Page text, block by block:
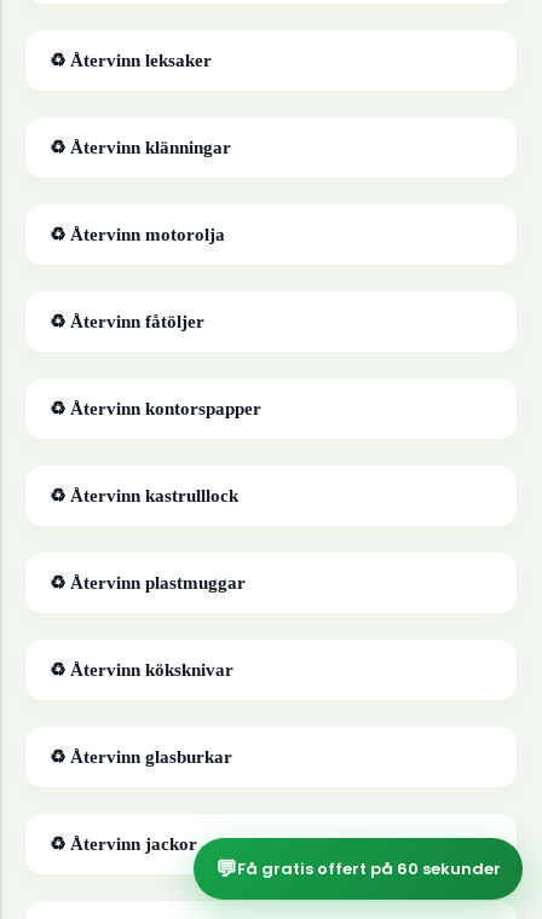
♻ Återvinn leksaker
♻ Återvinn klänningar
♻ Återvinn motorolja
♻ Återvinn fåtöljer
♻ Återvinn kontorspapper
♻ Återvinn kastrulllock
♻ Återvinn plastmuggar
♻ Återvinn köksknivar
♻ Återvinn glasburkar
♻ Återvinn jackor
💬Få gratis offert på 60 sekunder